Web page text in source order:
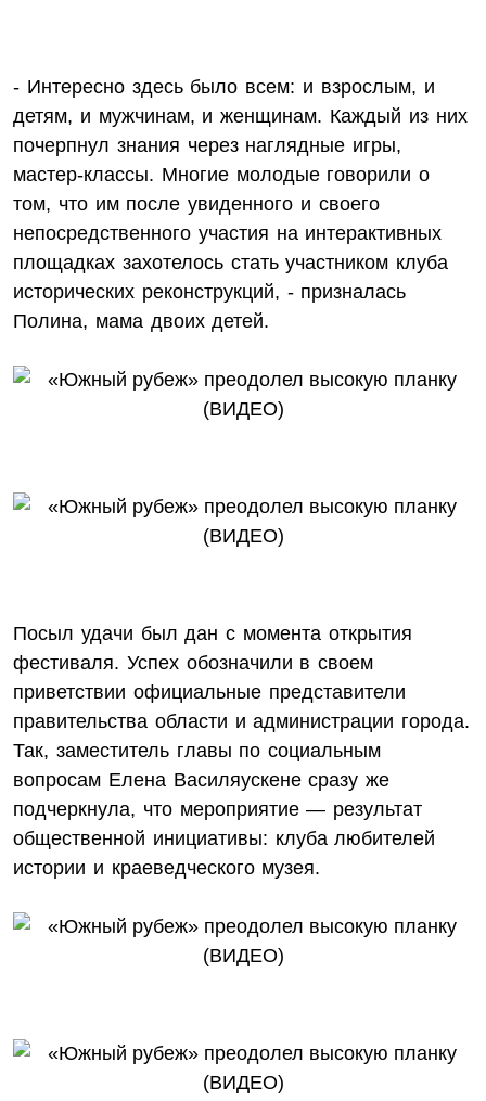
- Интересно здесь было всем: и взрослым, и
детям, и мужчинам, и женщинам. Каждый из них
почерпнул знания через наглядные игры,
мастер-классы. Многие молодые говорили о
том, что им после увиденного и своего
непосредственного участия на интерактивных
площадках захотелось стать участником клуба
исторических реконструкций, - призналась
Полина, мама двоих детей.
Посыл удачи был дан с момента открытия
фестиваля. Успех обозначили в своем
приветствии официальные представители
правительства области и администрации города.
Так, заместитель главы по социальным
вопросам Елена Василяускене сразу же
подчеркнула, что мероприятие — результат
общественной инициативы: клуба любителей
истории и краеведческого музея.